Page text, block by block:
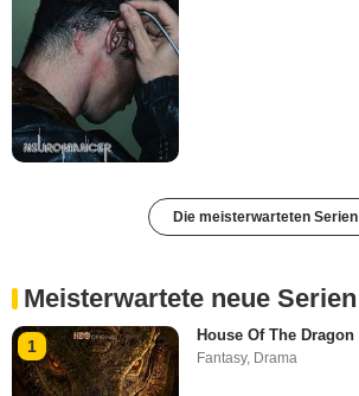
Die meisterwarteten Serien
Meisterwartete neue Serien
1
House Of The Dragon
Fantasy, Drama